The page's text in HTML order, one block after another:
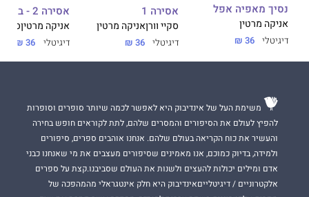
נסיך מאפיה אפל
אניקה מרטין
דיגיטלי 36 ₪
אסירה 1
סקיי וורןאניקה מרטין
דיגיטלי 36 ₪
אסירה 2 - בת ערובה
אניקה מרטיןסקיי
דיגיטלי 36 ₪
משימת העל של אינדיבוק היא לאפשר לכמה שיותר סופרים וסופרות
להפיץ לעולם את הסיפורים והמסרים שלהם, לתת לקוראים חופש בחירה
והעשיר את כוח הקריאה בעולם שלהם. אנחנו אוהבים ספרים, סיפורים
ולמידה, בדיוק כמוכם, אנו מאמינים שסיפורים מעצבים את מי שאנחנו כבני
אדם ומילים יכולות להעצים ולשנות את העולם שסביבנו.קצת על ספרים
אלקטרוניים / דיגיטלייםאינדיבוק היא חלק אינטגראלי מהמהפכה של